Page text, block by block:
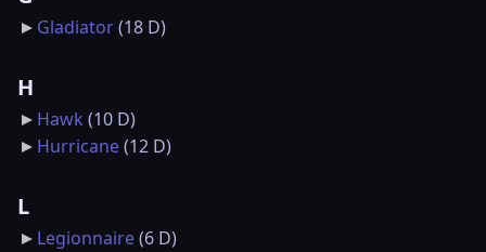
Gladiator(18 D)
H
Hawk (10 D)
Hurricane(12 D)
L
Legionnaire(6 D)